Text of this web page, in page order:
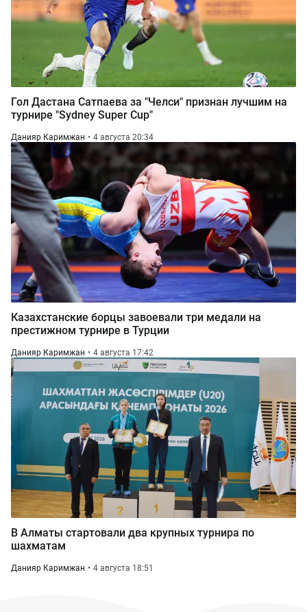
Гол Дастана Сатпаева за "Челси" признан лучшим на
турнире "Sydney Super Cup"
Данияр Каримжан 4 августа 20:34
Казахстанские борцы завоевали три медали на
престижном турнире в Турции
Данияр Каримжан 4 августа 17:42
В Алматы стартовали два крупных турнира по
шахматам
Данияр Каримжан 4 августа 18:51